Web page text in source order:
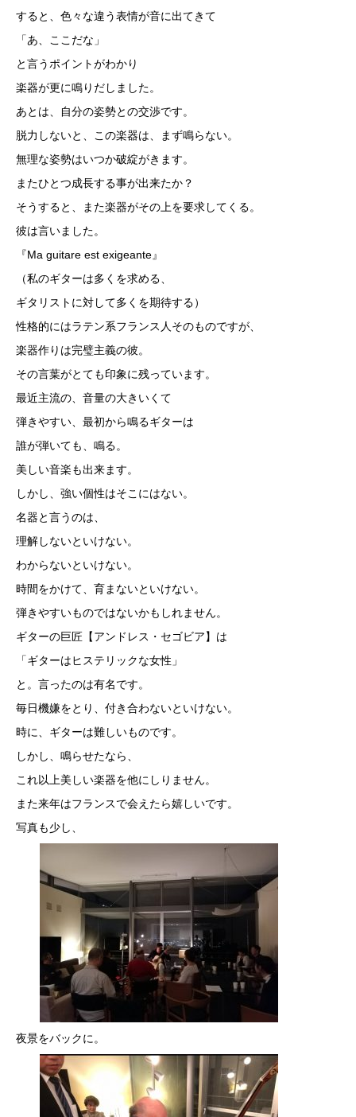
すると、色々な違う表情が音に出てきて
「あ、ここだな」
と言うポイントがわかり
楽器が更に鳴りだしました。
あとは、自分の姿勢との交渉です。
脱力しないと、この楽器は、まず鳴らない。
無理な姿勢はいつか破綻がきます。
またひとつ成長する事が出来たか？
そうすると、また楽器がその上を要求してくる。
彼は言いました。
『Ma guitare est exigeante』
（私のギターは多くを求める、
ギタリストに対して多くを期待する）
性格的にはラテン系フランス人そのものですが、
楽器作りは完璧主義の彼。
その言葉がとても印象に残っています。
最近主流の、音量の大きいくて
弾きやすい、最初から鳴るギターは
誰が弾いても、鳴る。
美しい音楽も出来ます。
しかし、強い個性はそこにはない。
名器と言うのは、
理解しないといけない。
わからないといけない。
時間をかけて、育まないといけない。
弾きやすいものではないかもしれません。
ギターの巨匠【アンドレス・セゴビア】は
「ギターはヒステリックな女性」
と。言ったのは有名です。
毎日機嫌をとり、付き合わないといけない。
時に、ギターは難しいものです。
しかし、鳴らせたなら、
これ以上美しい楽器を他にしりません。
また来年はフランスで会えたら嬉しいです。
写真も少し、
夜景をバックに。